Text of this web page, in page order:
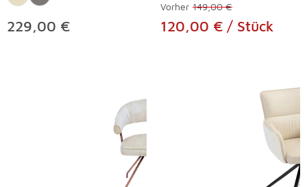
229,00 €
Vorher 149,00 €
120,00 € / Stück